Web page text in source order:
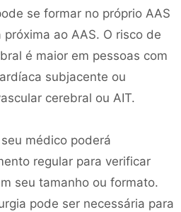
se formar no próprio AAS
ao AAS. O risco de
é maior em pessoas com
subjacente ou
cerebral ou AIT.
médico poderá
regular para verificar
seu tamanho ou formato.
pode ser necessária para